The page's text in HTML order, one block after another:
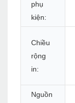
phụ
kiện:
Chiều
rộng
in:
Nguồn